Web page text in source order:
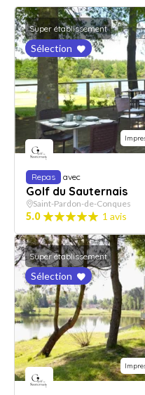
Super établissement
Sélection
Repas avec
Golf du Sauternais
Saint-Pardon-de-Conques
5.0 1 avis
Super établissement
Sélection